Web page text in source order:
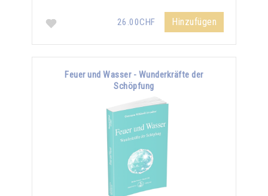
26.00CHF Hinzufügen
Feuer und Wasser - Wunderkräfte der
Schöpfung